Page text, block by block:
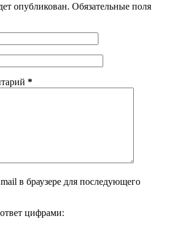
опубликован. Обязательные поля
*
в браузере для последующего
цифрами: